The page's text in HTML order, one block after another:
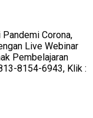
Corona,
Live Webinar
Pembelajaran
8154-6943, Klik :